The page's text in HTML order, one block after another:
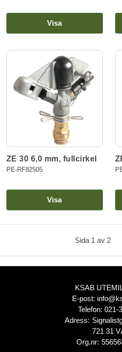
Visa
ZE 30 6,0 mm, fullcirkel
PE-RF82505
Visa
Sida 1 av 2
KSAB
E-post:
Telefon: 021-
Adress:
721 31
Org.nr: